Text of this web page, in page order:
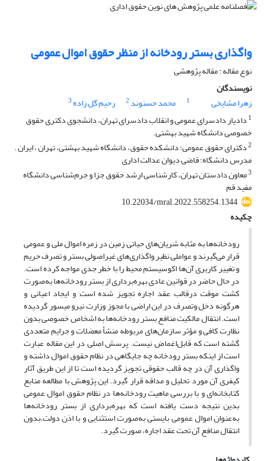
واگذاری بستر رودخانه از منظر حقوق اموال عمومی
نوع مقاله : مقاله پژوهشی
نویسندگان
زهرا مشایخی
1 محمد حسنوند 2 رحیم گل زاده3
1 دادیار دادسرای عمومی و انقلاب دادسرای تهران، دانشجوی دکتری حقوق
خصوصی دانشگاه شهید بهشتی.
2دکترای حقوق عمومی؛ دانشکده حقوق، دانشگاه شهید بهشتی، تهران ، ایران .
مدرس دانشگاه؛ قاضی دیوان عدالت اداری
3معاون دادستان تهران، کارشناسی ارشد حقوق جزا و جرم‌شناسی دانشگاه
مفید قم
10.22034/mral.2022.558254.1344
چکیده
رودخانه‌ها به مثابه شریان‌های حیاتی زمین در زمره اموال ملی و عمومی
قرار می‌گیرند و عواملی نظیر واگذاری‌های غیراصولی بستر و تصرف حریم
و تغییر کاربری آن‌ها اکوسیستم محیط را با خطر جدی مواجه کرده است.
در حال حاضر در قوانین عادی بهره‌برداری از بستر رودخانه‌ها به‌صورت
کشت موقت درقالب عقد اجاره تجویز شده است و ایجاد اعیانی و
هرگونه دخل وتصرف در این اراضی با مجوز وزارت نیرو میسور گردیده
است. انتقال مالکیت منافع بستر رودخانه‌ها به اشخاص خصوصی بدون
نظارت کافی و مؤثر سازمان‌های مربوطه منشأ معضلات و جرایم متعددی
گشته است که قابل‌اغماض نیست. پرسش اصلی در این مقاله عبارت
است از اینکه بستر رودخانه چه جایگاهی در نظام حقوق اموال داشته و
واگذاری آن در چه قالب حقوقی تجویز گردیده است تا از این طریق آثار
کیفری آن مورد تحلیل و مداقه قرار گیرد. این پژوهش با مطالعه منابع
کتابخانه‌ای و با بررسی ماهیت رودخانه‌ها در نظام حقوق اموال عمومی
بدین نتیجه دست یافته است که بهره‌برداری از بستر رودخانه‌ها
به‌عنوان اموال عمومی بایستی ‌به‌صورت استثنایی و با اذن دولت،بدون
انتقال منافع آن تحت عقد اجاره، صورت گیرد.